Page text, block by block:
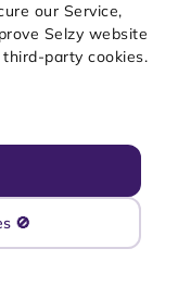
our Service,
Selzy website
party cookies.
🚫
буде доданий